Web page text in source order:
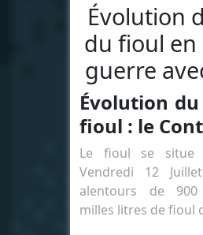
Évolution
du fioul en
guerre
Évolution
fioul : le
Le fioul se situe
Vendredi 12
alentours de
milles litres de fioul